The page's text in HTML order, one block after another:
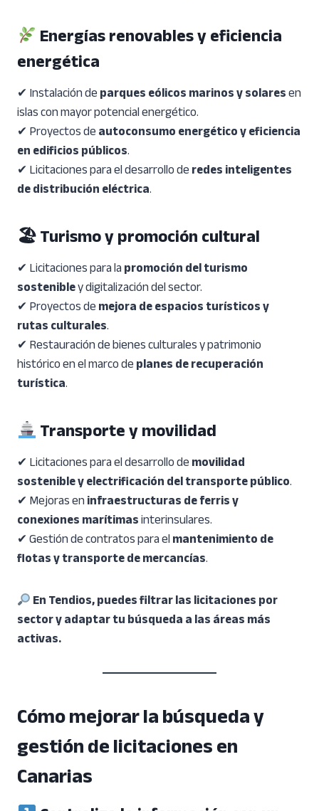
Energías renovables y eficiencia
energética
✔ Instalación deparques eólicos marinos y solaresen
islas con mayor potencial energético.
✔ Proyectos deautoconsumo energético y eficiencia
en edificios públicos.
✔ Licitaciones para el desarrollo deredes inteligentes
de distribución eléctrica.
🏖 Turismo y promoción cultural
✔ Licitaciones para lapromoción del turismo
sostenibley digitalización del sector.
✔ Proyectos demejora de espacios turísticos y
rutas culturales.
✔ Restauración de bienes culturales y patrimonio
histórico en el marco deplanes de recuperación
turística.
Transporte y movilidad
✔ Licitaciones para el desarrollo demovilidad
sostenible y electrificación del transporte público.
✔ Mejoras eninfraestructuras de ferris y
conexiones marítimasinterinsulares.
✔ Gestión de contratos para elmantenimiento de
flotas y transporte de mercancías.
En Tendios, puedes filtrar las licitaciones por
sector y adaptar tu búsqueda a las áreas más
activas.
Cómo mejorar la búsqueda y
gestión de licitaciones en
Canarias